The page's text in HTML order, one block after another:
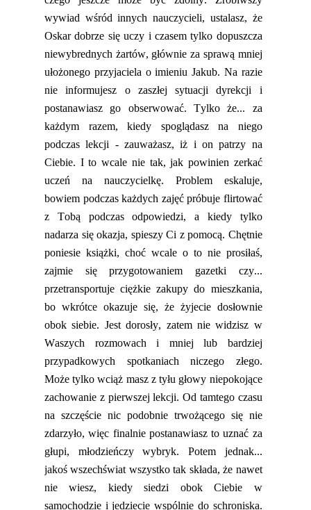
wywiad wśród innych nauczycieli, ustalasz, że
Oskar dobrze się uczy i czasem tylko dopuszcza
niewybrednych żartów, głównie za sprawą mniej
ułożonego przyjaciela o imieniu Jakub. Na razie
nie informujesz o zaszłej sytuacji dyrekcji i
postanawiasz go obserwować. Tylko że... za
każdym razem, kiedy spoglądasz na niego
podczas lekcji - zauważasz, iż i on patrzy na
Ciebie. I to wcale nie tak, jak powinien zerkać
uczeń na nauczycielkę. Problem eskaluje,
bowiem podczas każdych zajęć próbuje flirtować
z Tobą podczas odpowiedzi, a kiedy tylko
nadarza się okazja, spieszy Ci z pomocą. Chętnie
poniesie książki, choć wcale o to nie prosiłaś,
zajmie się przygotowaniem gazetki czy...
przetransportuje ciężkie zakupy do mieszkania,
bo wkrótce okazuje się, że żyjeciedosłownie
obok siebie. Jest dorosły, zatem nie widzisz w
Waszych rozmowach i mniej lub bardziej
przypadkowych spotkaniach niczego złego.
Może tylko wciąż masz z tyłu głowy niepokojące
zachowanie z pierwszej lekcji. Od tamtego czasu
na szczęście nic podobnie trwożącego się nie
zdarzyło, więc finalniepostanawiasz to uznać za
głupi, młodzieńczy wybryk. Potem jednak...
jakoś wszechświat wszystko tak składa, że nawet
nie wiesz, kiedy siedzi obok Ciebie w
samochodzie i jedziecie wspólnie do schroniska.